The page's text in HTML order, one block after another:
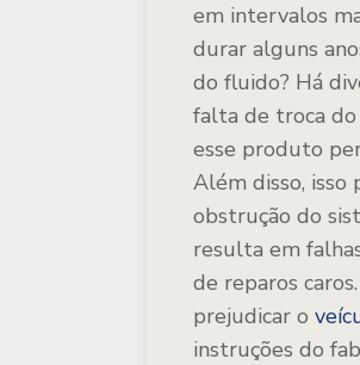
em intervalos
durar alguns
do fluido? Há
falta de troca do
esse produto
Além disso, isso
obstrução do
resulta em
de reparos caros.
prejudicar o
instruções do